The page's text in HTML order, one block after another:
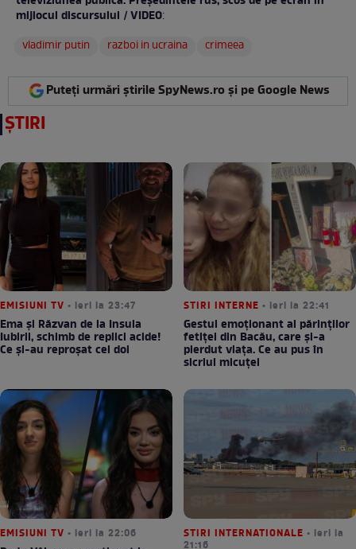
mijlocul discursului / VIDEO:
vladimir putin
razboi in ucraina crimeea
Puteți urmări știrile SpyNews.ro și pe Google News
ȘTIRI
EMISIUNI TV • ieri la 23:47
Ema și Răzvan de la Insula
Iubirii, schimb de replici acide!
Ce și-au reproșat cei doi
STIRI INTERNE • ieri la 22:41
Gestul emoționant al părinților
fetiței din Bacău, care și-a
pierdut viața. Ce au pus în
sicriul micuței
EMISIUNI TV • ieri la 22:06 STIRI INTERNATIONALE • ieri la